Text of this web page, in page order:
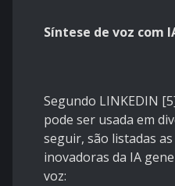
Síntese de voz com
Segundo LINKEDIN
pode ser usada em
seguir, são listadas
inovadoras da IA
voz: